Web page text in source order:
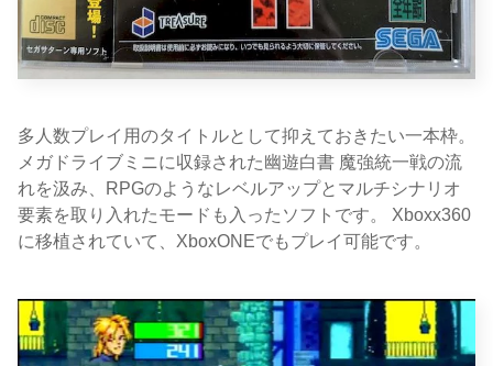
多人数プレイ用のタイトルとして抑えておきたい一本枠。
メガドライブミニに収録された幽遊白書 魔強統一戦の流
れを汲み、RPGのようなレベルアップとマルチシナリオ
要素を取り入れたモードも入ったソフトです。 Xboxx360
に移植されていて、XboxONEでもプレイ可能です。